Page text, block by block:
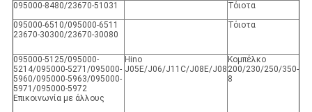
095000-8480/23670-51031
Τόιοτα
095000-6510/095000-6511
23670-30300/23670-30080
Τόιοτα
095000-5125/095000-
5214/095000-5271/095000-
5960/095000-5963/095000-
5971/095000-5972
Επικοινωνία με άλλους
Hino
J05E/J06/J11C/J08E/J08
Κομπέλκο
200/230/250/350-
8